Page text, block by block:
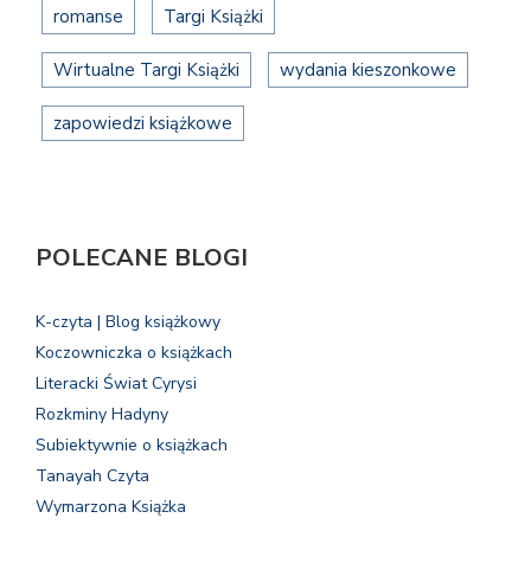
romanse Targi Książki
Wirtualne Targi Książki wydania kieszonkowe
zapowiedzi książkowe
POLECANE BLOGI
K-czyta | Blog książkowy
Koczowniczka o książkach
Literacki Świat Cyrysi
Rozkminy Hadyny
Subiektywnie o książkach
Tanayah Czyta
Wymarzona Książka